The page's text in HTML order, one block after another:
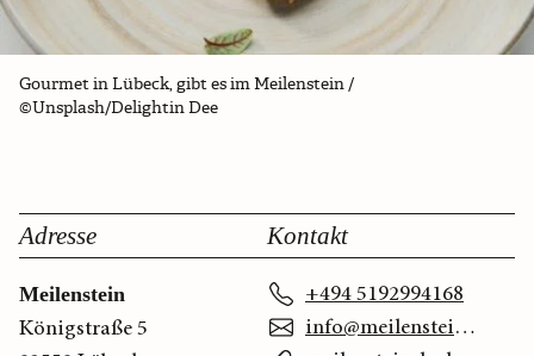
Gourmet in Lübeck, gibt es im Meilenstein /
©Unsplash/Delightin Dee
Adresse
Meilenstein
Königstraße 5
Kontakt
+494 5192994168
info@meilenstein-luebeck.de